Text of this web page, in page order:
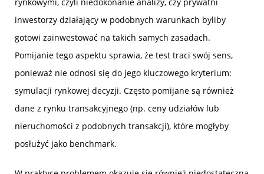
inwestorzy działający w podobnych warunkach byliby
gotowi zainwestować na takich samych zasadach.
Pomijanie tego aspektu sprawia, że test traci swój sens,
ponieważ nie odnosi się do jego kluczowego kryterium:
symulacji rynkowej decyzji. Często pomijane są również
dane z rynku transakcyjnego (np. ceny udziałów lub
nieruchomości z podobnych transakcji), które mogłyby
posłużyć jako benchmark.